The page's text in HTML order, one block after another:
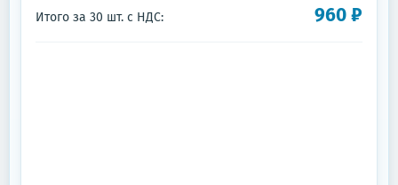
Итого за 30 шт. с НДС: 960₽